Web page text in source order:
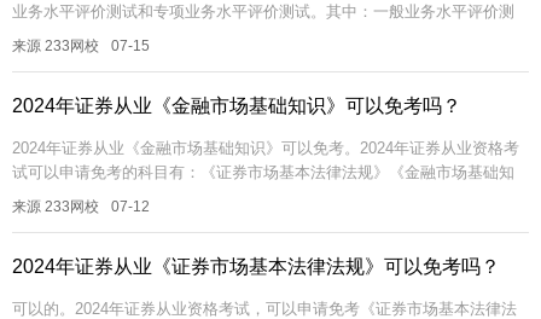
业务水平评价测试和专项业务水平评价测试。其中：一般业务水平评价测
试考试科目为《金融市场基础知识》《证券市场基本法律法规》，两科...
来源 233网校 07-15
2024年证券从业《金融市场基础知识》可以免考吗？
2024年证券从业《金融市场基础知识》可以免考。2024年证券从业资格考
试可以申请免考的科目有：《证券市场基本法律法规》《金融市场基础知
识》《证券投资顾问业务》《发布证券研究报告业务（分析师）》。每个...
来源 233网校 07-12
2024年证券从业《证券市场基本法律法规》可以免考吗？
可以的。2024年证券从业资格考试，可以申请免考《证券市场基本法律法